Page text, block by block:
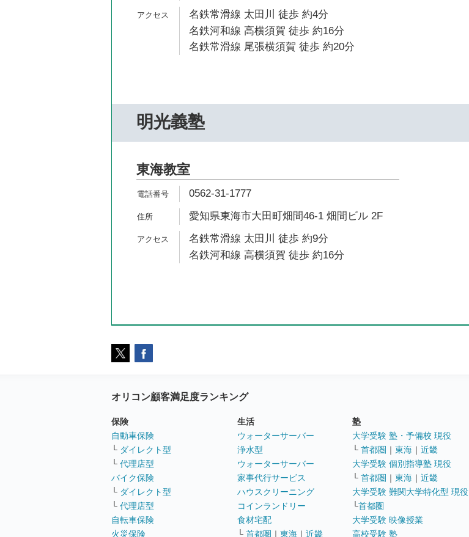
名鉄常滑線 太田川 徒歩 約4分
名鉄河和線 高横須賀 徒歩 約16分
名鉄常滑線 尾張横須賀 徒歩 約20分
明光義塾
東海教室
0562-31-1777
愛知県東海市大田町畑間46-1 畑間ビル 2F
名鉄常滑線 太田川 徒歩 約9分
名鉄河和線 高横須賀 徒歩 約16分
オリコン顧客満足度ランキング
保険
自動車保険
└ ダイレクト型
└ 代理店型
バイク保険
└ ダイレクト型
└ 代理店型
自転車保険
火災保険
生活
ウォーターサーバー
浄水型
ウォーターサーバー
家事代行サービス
ハウスクリーニング
コインランドリー
食材宅配
└ 首都圏 ｜ 東海 ｜ 近畿
塾
大学受験 塾・予備校 現役
└ 首都圏 ｜ 東海 ｜ 近畿
大学受験 個別指導塾 現役
└ 首都圏 ｜ 東海 ｜ 近畿
大学受験 難関大学特化型 現役
└首都圏
大学受験 映像授業
高校受験 塾